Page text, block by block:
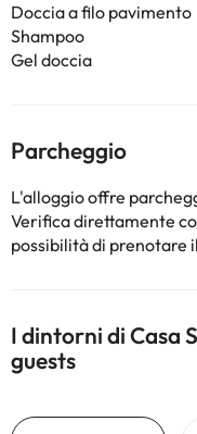
Doccia a filo pavimento
Shampoo
Gel doccia
Parcheggio
L'alloggio offre
Verifica direttamente
possibilità di prenotare
I dintorni di Casa
guests